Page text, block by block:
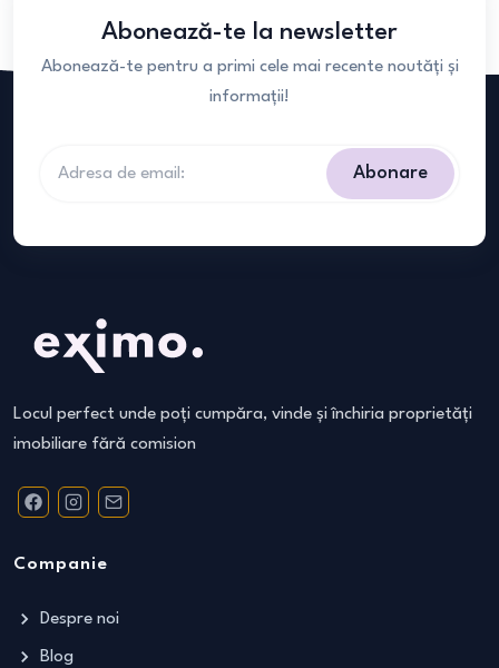
Abonează-te la newsletter
Abonează-te pentru a primi cele mai recente noutăți și
informații!
Abonare
Locul perfect unde poți cumpăra, vinde și închiria proprietăți
imobiliare fără comision
Companie
Despre noi
Blog